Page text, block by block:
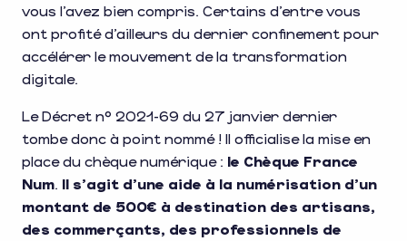
vous l’avez bien compris. Certains d’entre vous
ont profité d’ailleurs du dernier confinement pour
accélérer le mouvement de la transformation
digitale.
Le Décret n° 2021-69 du 27 janvier dernier
tombe donc à point nommé ! Il officialise la mise en
place du chèque numérique : le Chèque France
Num. Il s’agit d’une aide à la numérisation d’un
montant de 500€ à destination des artisans,
des commerçants, des professionnels de